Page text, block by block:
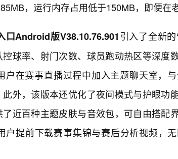
，运行内存占用低于150MB，即便在
口Android版V38.10.76.901引入了全新的
球率、射门次数、球员跑动热区等深度
户在赛事直播过程中加入主题聊天室，
外，该版本还优化了夜间模式与护眼功
近百种主题皮肤与音效包，可自由搭配
户提前下载赛事集锦与赛后分析视频，